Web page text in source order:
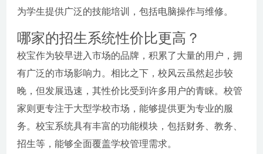
为学生提供广泛的技能培训，包括电脑操作与维修。
哪家的招生系统性价比更高？
校宝作为较早进入市场的品牌，积累了大量的用户，拥
有广泛的市场影响力。相比之下，校风云虽然起步较
晚，但发展迅速，其性价比受到许多用户的青睐。校管
家则更专注于大型学校市场，能够提供更为专业的服
务。校宝系统具有丰富的功能模块，包括财务、教务、
招生等，能够全面覆盖学校管理需求。